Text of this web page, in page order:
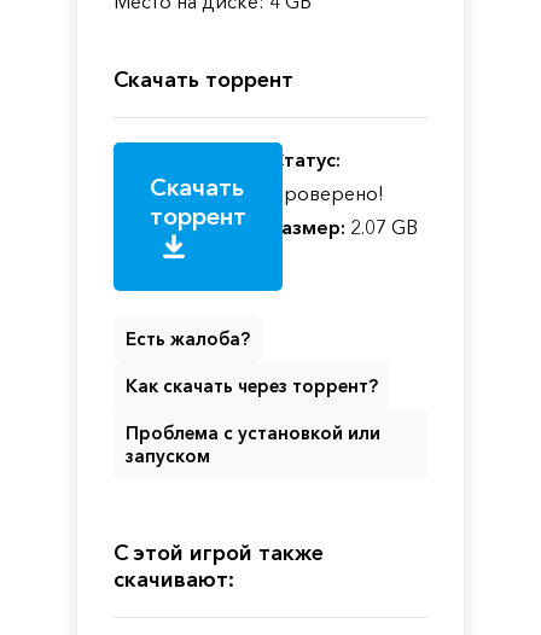
Скачать торрент
Скачать
торрент
Статус:
Проверено!
Размер: 2.07 GB
Есть жалоба?
Как скачать через торрент?
Проблема с установкой или
запуском
С этой игрой также
скачивают: